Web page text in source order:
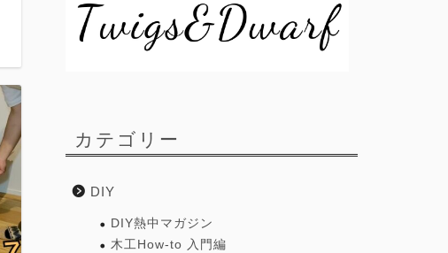
カテゴリー
DIY
DIY熱中マガジン
木工How-to 入門編